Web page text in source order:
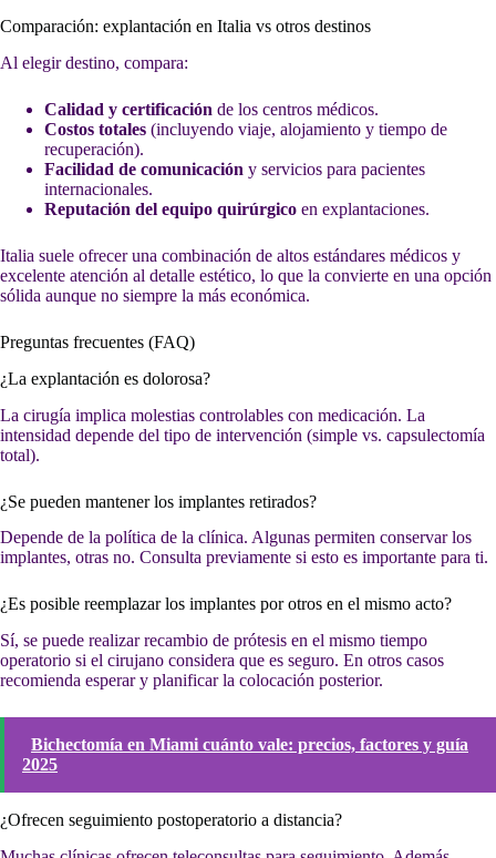
Comparación: explantación en Italia vs otros destinos
Al elegir destino, compara:
Calidad y certificación de los centros médicos.
Costos totales (incluyendo viaje, alojamiento y tiempo de
recuperación).
Facilidad de comunicación y servicios para pacientes
internacionales.
Reputación del equipo quirúrgico en explantaciones.
Italia suele ofrecer una combinación de altos estándares médicos y
excelente atención al detalle estético, lo que la convierte en una opción
sólida aunque no siempre la más económica.
Preguntas frecuentes (FAQ)
¿La explantación es dolorosa?
La cirugía implica molestias controlables con medicación. La
intensidad depende del tipo de intervención (simple vs. capsulectomía
total).
¿Se pueden mantener los implantes retirados?
Depende de la política de la clínica. Algunas permiten conservar los
implantes, otras no. Consulta previamente si esto es importante para ti.
¿Es posible reemplazar los implantes por otros en el mismo acto?
Sí, se puede realizar recambio de prótesis en el mismo tiempo
operatorio si el cirujano considera que es seguro. En otros casos
recomienda esperar y planificar la colocación posterior.
Bichectomía en Miami cuánto vale: precios, factores y guía
2025
¿Ofrecen seguimiento postoperatorio a distancia?